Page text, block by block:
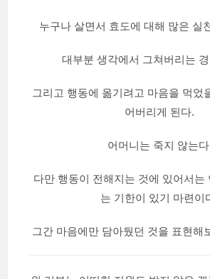
누구나 살면서 효도에 대해 많은 실
대부분 생각에서 그쳐버리는
그리고 행동에 옮기려고 마음을 먹었
어버리게 된다.
어머니는 죽지 않는
다만 행동이 전해지는 것에 있어서는
는 기한이 있기 마련이
그간 마음에만 담아뒀던 것을 표현해